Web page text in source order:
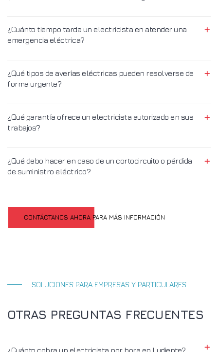
¿Cuánto tiempo tarda un electricista en atender una
emergencia eléctrica?
¿Qué tipos de averías eléctricas pueden resolverse de
forma urgente?
¿Qué garantía ofrece un electricista autorizado en sus
trabajos?
¿Qué debo hacer en caso de un cortocircuito o pérdida
de suministro eléctrico?
CONTÁCTANOS AHORA PARA MÁS INFORMACIÓN
SOLUCIONES PARA EMPRESAS Y PARTICULARES
OTRAS PREGUNTAS FRECUENTES
¿Cuánto cobra un electricista por hora en Ludiente?